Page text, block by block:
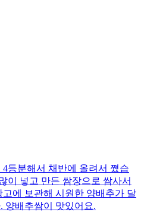
등분해서 채반에 올려서 쪘습
이 넣고 만든 쌈장으로 쌈사서
에 보관해 시원한 양배추가 달
양배추쌈이 맛있어요.